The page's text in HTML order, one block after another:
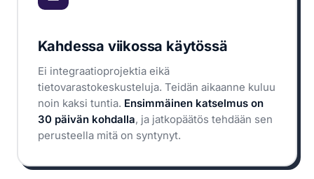
Kahdessa viikossa käytössä
Ei integraatioprojektia eikä
tietovarastokeskusteluja. Teidän aikaanne kuluu
noin kaksi tuntia. Ensimmäinen katselmus on
30 päivän kohdalla, ja jatkopäätös tehdään sen
perusteella mitä on syntynyt.